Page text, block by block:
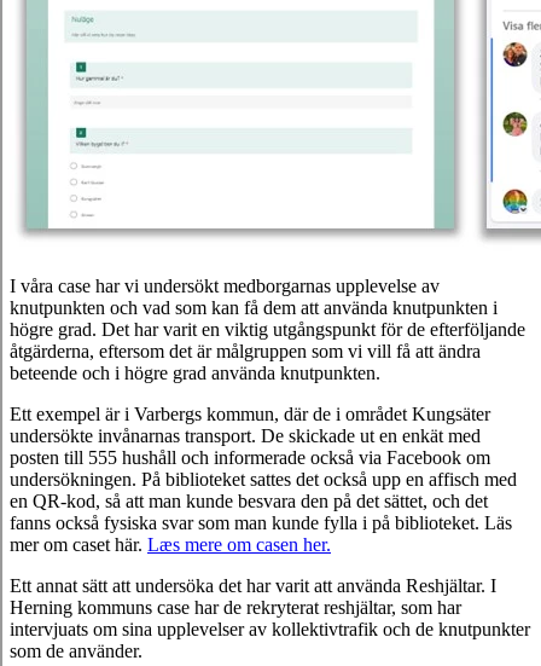
I våra case har vi undersökt medborgarnas upplevelse av
knutpunkten och vad som kan få dem att använda knutpunkten i
högre grad. Det har varit en viktig utgångspunkt för de efterföljande
åtgärderna, eftersom det är målgruppen som vi vill få att ändra
beteende och i högre grad använda knutpunkten.
Ett exempel är i Varbergs kommun, där de i området Kungsäter
undersökte invånarnas transport. De skickade ut en enkät med
posten till 555 hushåll och informerade också via Facebook om
undersökningen. På biblioteket sattes det också upp en affisch med
en QR-kod, så att man kunde besvara den på det sättet, och det
fanns också fysiska svar som man kunde fylla i på biblioteket. Läs
mer om caset här. Læs mere om casen her.
Ett annat sätt att undersöka det har varit att använda Reshjältar. I
Herning kommuns case har de rekryterat reshjältar, som har
intervjuats om sina upplevelser av kollektivtrafik och de knutpunkter
som de använder.